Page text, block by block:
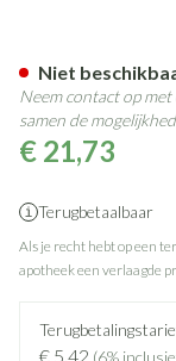
€ 21,73
Terugbetaalbaar
Als je recht hebt op een
apotheek een verlaagde
€ 5,42 (6%
Niet
Neem contact op
samen de